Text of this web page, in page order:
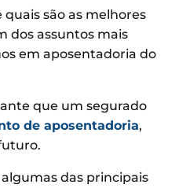
quais são as melhores
dos assuntos mais
em aposentadoria do
que um segurado
de aposentadoria,
das principais